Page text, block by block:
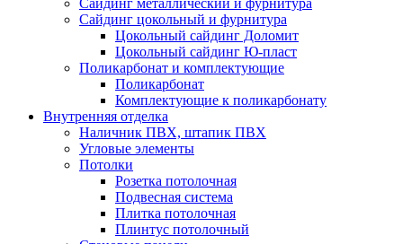
Сайдинг металлический и фурнитура
Сайдинг цокольный и фурнитура
Цокольный сайдинг Доломит
Цокольный сайдинг Ю-пласт
Поликарбонат и комплектующие
Поликарбонат
Комплектующие к поликарбонату
Внутренняя отделка
Наличник ПВХ, штапик ПВХ
Угловые элементы
Потолки
Розетка потолочная
Подвесная система
Плитка потолочная
Плинтус потолочный